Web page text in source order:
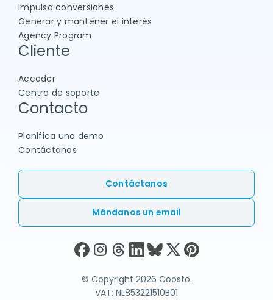
Contáctanos
Mándanos un email
Impulsa conversiones
Generar y mantener el interés
Agency Program
Cliente
Acceder
Centro de soporte
Contacto
Planifica una demo
Contáctanos
© Copyright 2026 Coosto.
VAT: NL853221510B01